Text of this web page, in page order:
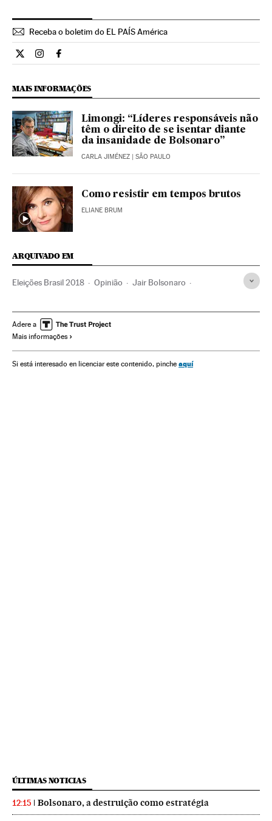
Receba o boletim do EL PAÍS América
Opiniao El País Brasil en Twitter
Opiniao El País Brasil en Instagram
Opiniao El País Brasil en Facebook
MAIS INFORMAÇÕES
Limongi: “Líderes responsáveis não
têm o direito de se isentar diante
da insanidade de Bolsonaro”
CARLA JIMÉNEZ | SÃO PAULO
Como resistir em tempos brutos
ELIANE BRUM
ARQUIVADO EM
Eleições Brasil 2018 Opinião Jair Bolsonaro
Eleições América Política
Análise eleições 2018
Adere a
Mais informações
Si está interesado en licenciar este contenido, pinche aquí
ÚLTIMAS NOTICIAS
12:15 Bolsonaro, a destruição como estratégia